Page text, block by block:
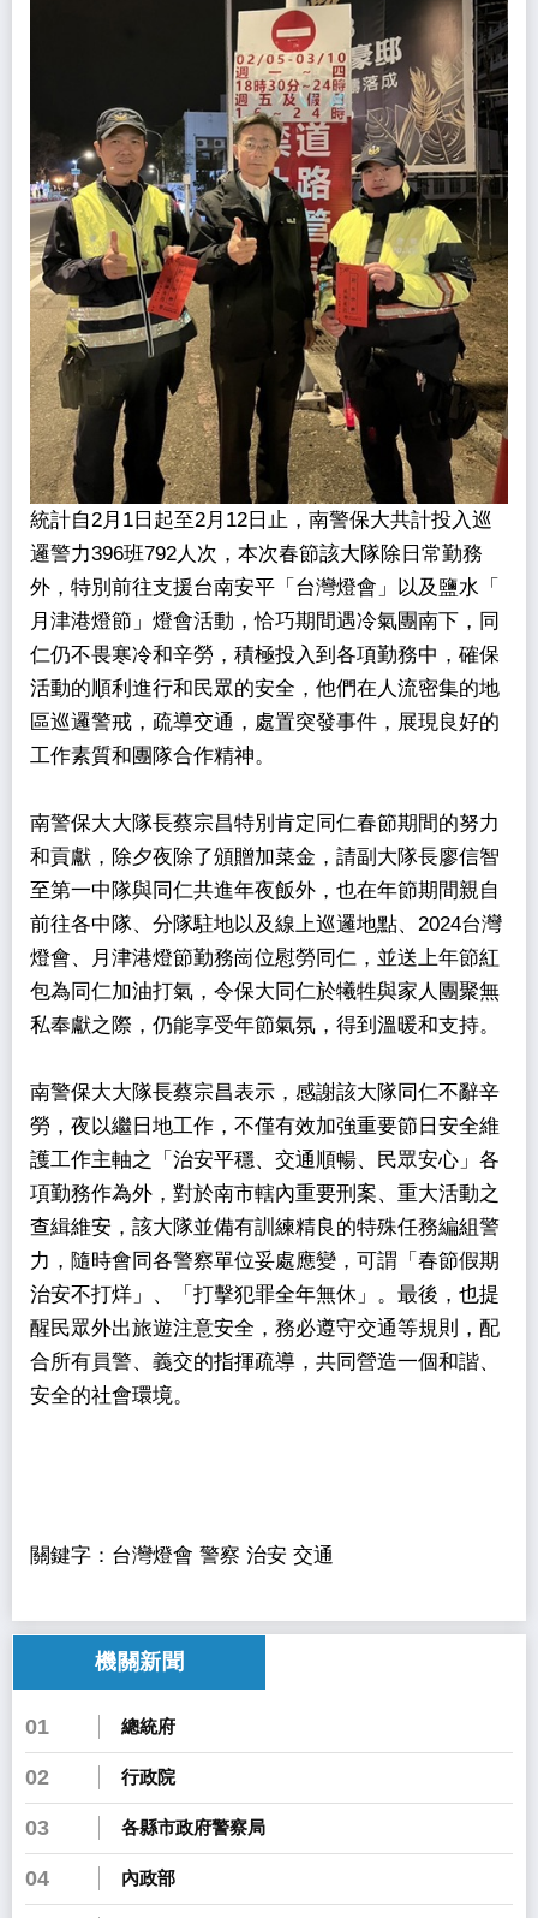
統計自2月1日起至2月12日止，南警保大共計投入巡
邏警力396班792人次，本次春節該大隊除日常勤務
外，特別前往支援台南安平「台灣燈會」以及鹽水「
月津港燈節」燈會活動，恰巧期間遇冷氣團南下，同
仁仍不畏寒冷和辛勞，積極投入到各項勤務中，確保
活動的順利進行和民眾的安全，他們在人流密集的地
區巡邏警戒，疏導交通，處置突發事件，展現良好的
工作素質和團隊合作精神。
南警保大大隊長蔡宗昌特別肯定同仁春節期間的努力
和貢獻，除夕夜除了頒贈加菜金，請副大隊長廖信智
至第一中隊與同仁共進年夜飯外，也在年節期間親自
前往各中隊、分隊駐地以及線上巡邏地點、2024台灣
燈會、月津港燈節勤務崗位慰勞同仁，並送上年節紅
包為同仁加油打氣，令保大同仁於犧牲與家人團聚無
私奉獻之際，仍能享受年節氣氛，得到溫暖和支持。
南警保大大隊長蔡宗昌表示，感謝該大隊同仁不辭辛
勞，夜以繼日地工作，不僅有效加強重要節日安全維
護工作主軸之「治安平穩、交通順暢、民眾安心」各
項勤務作為外，對於南市轄內重要刑案、重大活動之
查緝維安，該大隊並備有訓練精良的特殊任務編組警
力，隨時會同各警察單位妥處應變，可謂「春節假期
治安不打烊」、「打擊犯罪全年無休」。最後，也提
醒民眾外出旅遊注意安全，務必遵守交通等規則，配
合所有員警、義交的指揮疏導，共同營造一個和諧、
安全的社會環境。
關鍵字：台灣燈會 警察 治安 交通
機關新聞
01 總統府
02 行政院
03 各縣市政府警察局
04 內政部